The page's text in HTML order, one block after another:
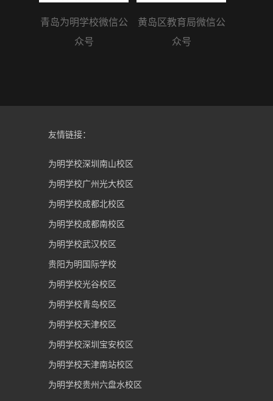
青岛为明学校微信公
众号
黄岛区教育局微信公
众号
友情链接：
为明学校深圳南山校区
为明学校广州光大校区
为明学校成都北校区
为明学校成都南校区
为明学校武汉校区
贵阳为明国际学校
为明学校光谷校区
为明学校青岛校区
为明学校天津校区
为明学校深圳宝安校区
为明学校天津南站校区
为明学校贵州六盘水校区